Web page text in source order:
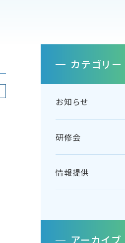
カテゴリー
お知らせ
研修会
情報提供
アーカイブ